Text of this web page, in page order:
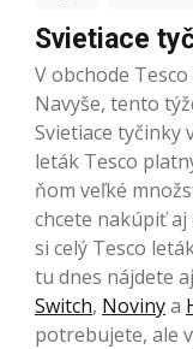
Svietiace
V obchode
Navyše, tento
Svietiace tyčinky
leták Tesco
ňom veľké
chcete nakúpiť
si celý Tesco
tu dnes nájdete aj
Switch, Novinya
potrebujete, ale